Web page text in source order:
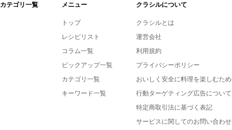
カテゴリ一覧 メニュー
トップ
レシピリスト
コラム一覧
ピックアップ一覧
カテゴリ一覧
キーワード一覧
クラシルについて
クラシルとは
運営会社
利用規約
プライバシーポリシー
おいしく安全に料理を楽しむため
行動ターゲティング広告について
特定商取引法に基づく表記
サービスに関してのお問い合わせ